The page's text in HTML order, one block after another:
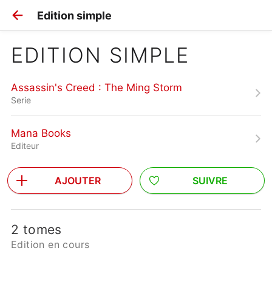
Edition simple
EDITION SIMPLE
Assassin's Creed : The Ming Storm
Serie
Mana Books
Editeur
AJOUTER SUIVRE
2 tomes
Edition en cours